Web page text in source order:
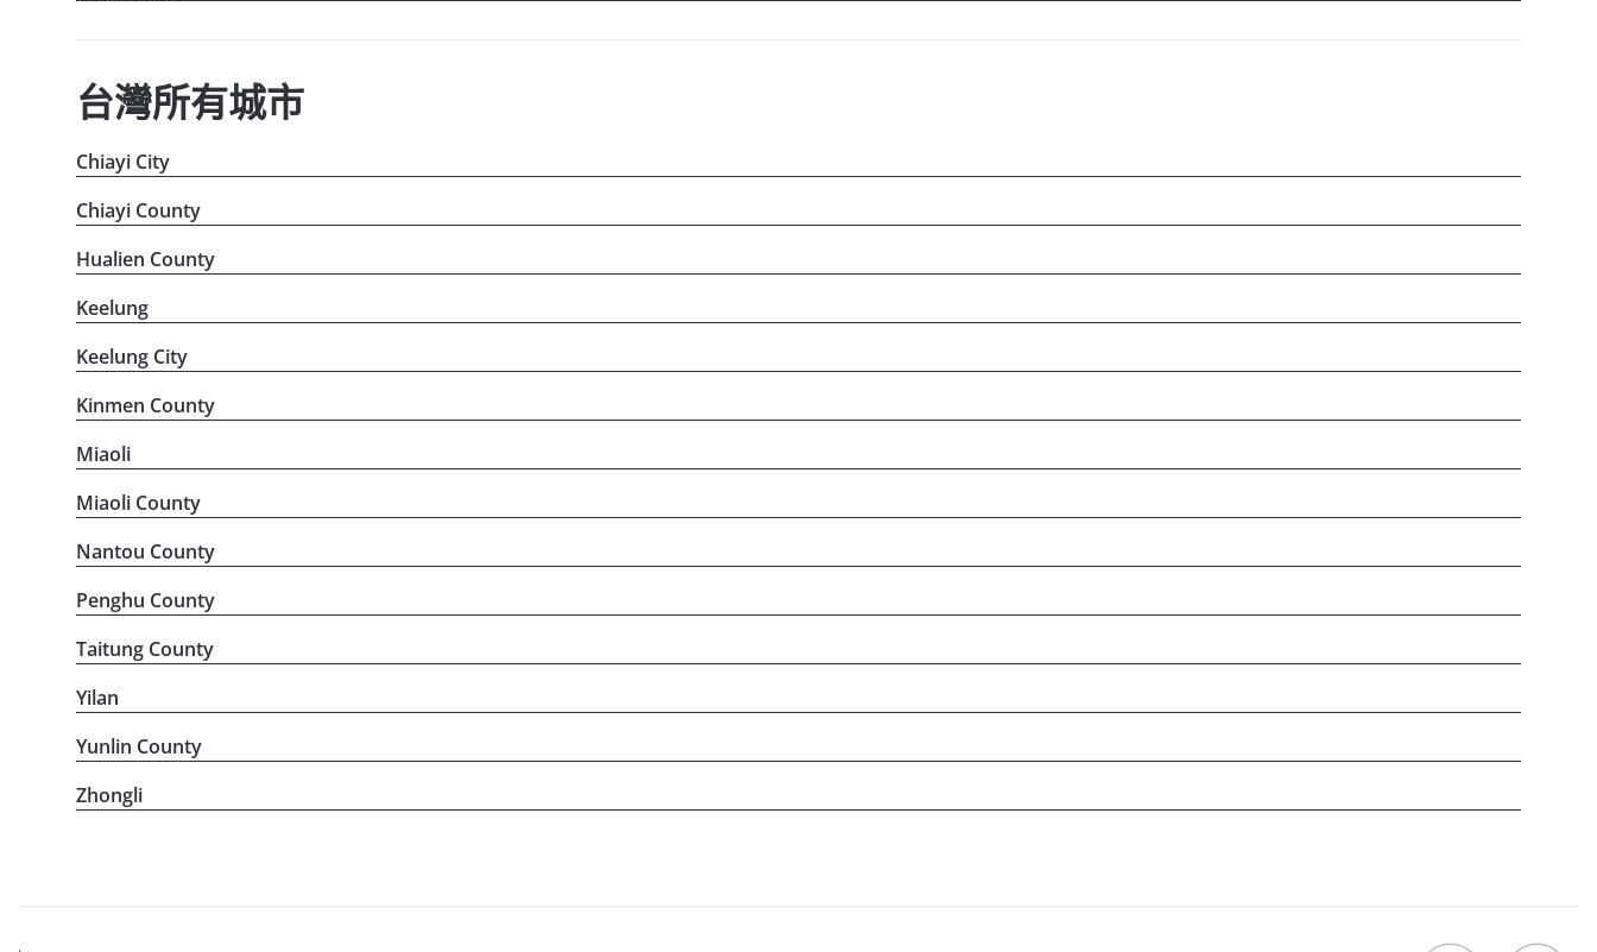
台灣所有城市
Chiayi City
Chiayi County
Hualien County
Keelung
Keelung City
Kinmen County
Miaoli
Miaoli County
Nantou County
Penghu County
Taitung County
Yilan
Yunlin County
Zhongli